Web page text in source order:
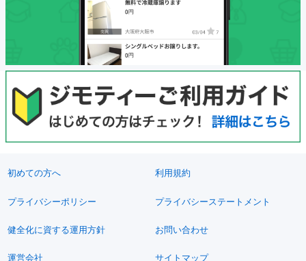
初めての方へ 利用規約
プライバシーポリシー プライバシーステートメント
健全化に資する運用方針 お問い合わせ
運営会社 サイトマップ